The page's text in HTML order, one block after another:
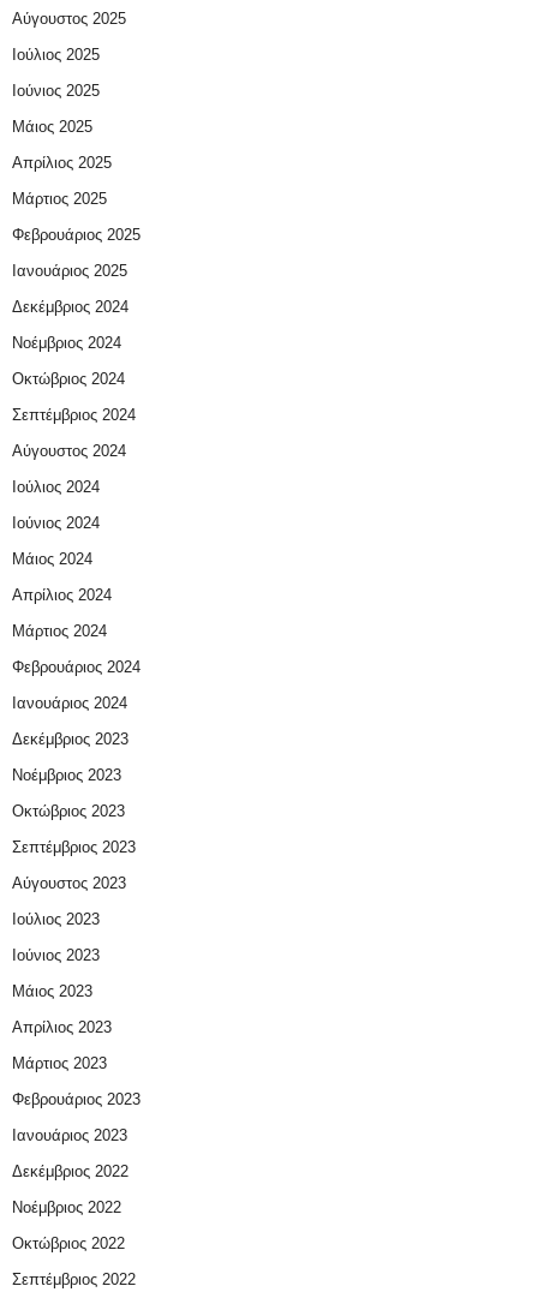
Αύγουστος 2025
Ιούλιος 2025
Ιούνιος 2025
Μάιος 2025
Απρίλιος 2025
Μάρτιος 2025
Φεβρουάριος 2025
Ιανουάριος 2025
Δεκέμβριος 2024
Νοέμβριος 2024
Οκτώβριος 2024
Σεπτέμβριος 2024
Αύγουστος 2024
Ιούλιος 2024
Ιούνιος 2024
Μάιος 2024
Απρίλιος 2024
Μάρτιος 2024
Φεβρουάριος 2024
Ιανουάριος 2024
Δεκέμβριος 2023
Νοέμβριος 2023
Οκτώβριος 2023
Σεπτέμβριος 2023
Αύγουστος 2023
Ιούλιος 2023
Ιούνιος 2023
Μάιος 2023
Απρίλιος 2023
Μάρτιος 2023
Φεβρουάριος 2023
Ιανουάριος 2023
Δεκέμβριος 2022
Νοέμβριος 2022
Οκτώβριος 2022
Σεπτέμβριος 2022